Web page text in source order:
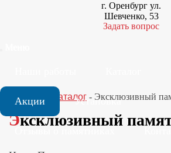
г. Оренбург ул.
Шевченко, 53
Задать вопрос
Акции Установка
Главная Каталог - Эксклюзивный
Эксклюзивный